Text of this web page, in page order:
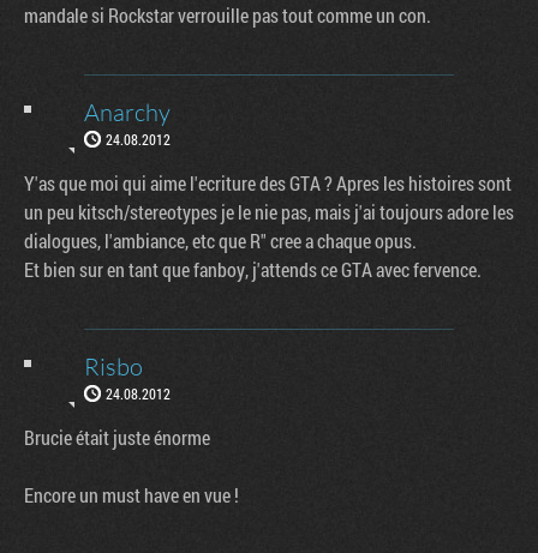
mandale si Rockstar verrouille pas tout comme un con.
Anarchy
24.08.2012
Y'as que moi qui aime l'ecriture des GTA ? Apres les histoires sont
un peu kitsch/stereotypes je le nie pas, mais j'ai toujours adore les
dialogues, l'ambiance, etc que R" cree a chaque opus.
Et bien sur en tant que fanboy, j'attends ce GTA avec fervence.
Risbo
24.08.2012
Brucie était juste énorme
Encore un must have en vue !